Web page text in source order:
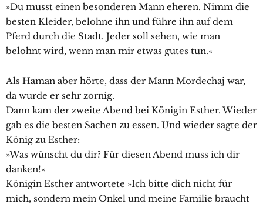
»Du musst einen besonderen Mann eheren. Nimm die
besten Kleider, belohne ihn und führe ihn auf dem
Pferd durch die Stadt. Jeder soll sehen, wie man
belohnt wird, wenn man mir etwas gutes tun.«
Als Haman aber hörte, dass der Mann Mordechaj war,
da wurde er sehr zornig.
Dann kam der zweite Abend bei Königin Esther. Wieder
gab es die besten Sachen zu essen. Und wieder sagte der
König zu Esther:
»Was wünscht du dir? Für diesen Abend muss ich dir
danken!«
Königin Esther antwortete »Ich bitte dich nicht für
mich, sondern mein Onkel und meine Familie braucht